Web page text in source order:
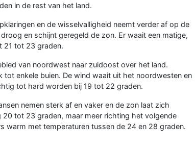
in de rest van het land.
en de wisselvalligheid neemt verder af op de
en schijnt geregeld de zon. Er waait een matige,
21 tot 23 graden.
van noordwest naar zuidoost over het land.
enkele buien. De wind waait uit het noordwesten en
tot hard worden bij 19 tot 22 graden.
nemen sterk af en vaker en de zon laat zich
tot 23 graden, maar meer richting het volgende
met temperaturen tussen de 24 en 28 graden.